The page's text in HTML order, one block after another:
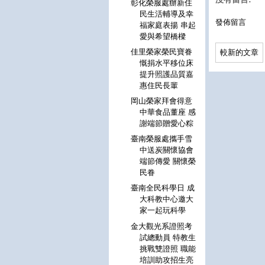
發佈留言
較新的文章
彰化榮服處辦新住
民生活輔導及幸
福家庭表揚 串起
愛與希望橋樑
佳里榮家榮民寶眷
慨捐水平移位床
提升照護品質嘉
惠住民長輩
岡山榮家拜會得意
中華食品董座 感
謝端節贈愛心粽
臺南榮服處攜手雪
中送炭關懷協會
端節傳愛 關懷榮
民眷
臺南全民科學日 成
大科教中心邀大
家一起玩科學
金大觀光系證照考
試總動員 特教生
挑戰雙證照 職能
培訓助攻招生亮